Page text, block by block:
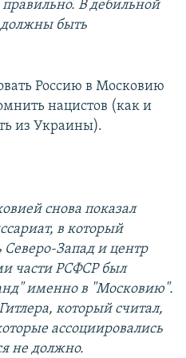
В дебильной
должны быть
Россию в Московию
нацистов (как и
из Украины).
снова показал
в который
Северо-Запад и центр
части РСФСР был
именно в "Московию".
который считал,
ассоциировались
не должно.